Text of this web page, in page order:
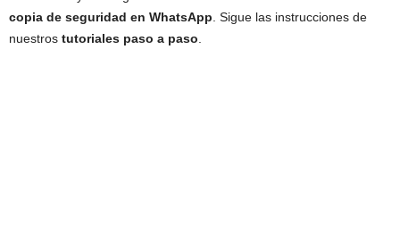
copia de seguridad en WhatsApp . Sigue las instrucciones de
nuestros tutoriales paso a paso